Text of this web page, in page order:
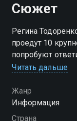
Сюжет
Регина
проедут 10
попробуют
несколько
Читать дальше
Жанр
Информация
Страна